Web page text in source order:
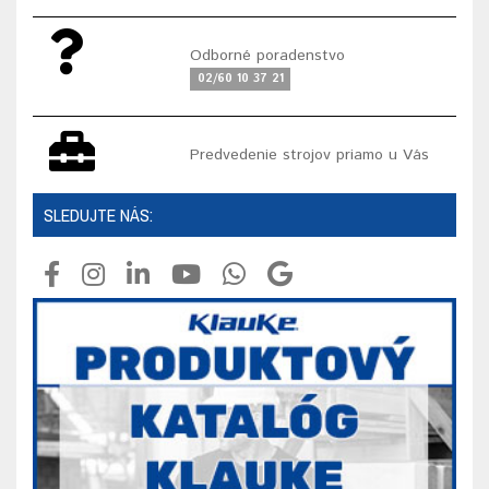
Odborné poradenstvo
02/60 10 37 21
Predvedenie strojov priamo u Vás
SLEDUJTE NÁS: